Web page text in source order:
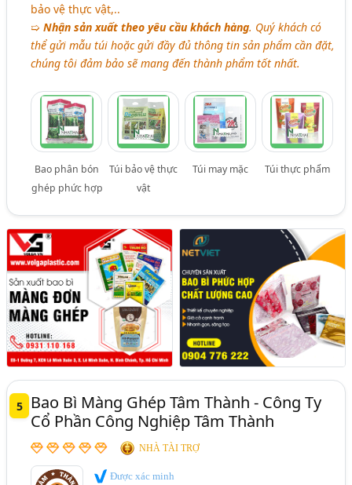
bảo vệ thực vật,..
➯Nhận sản xuất theo yêu cầu khách hàng. Quý khách có
thể gửi mẫu túi hoặc gửi đầy đủ thông tin sản phẩm cần đặt,
chúng tôi đảm bảo sẽ mang đến thành phẩm tốt nhất.
Bao phân bón
ghép phức hợp
Túi bảo vệ thực
vật
Túi may mặc Túi thực phẩm
5
Bao Bì Màng Ghép Tâm Thành - Công Ty
Cổ Phần Công Nghiệp Tâm Thành
NHÀ TÀI TRỢ
Được xác minh